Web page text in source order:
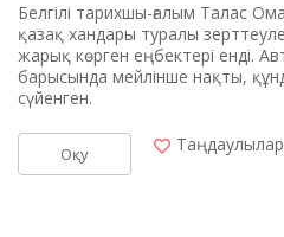
Белгілі тарихшы-ғалым Талас
қазақ хандары туралы
жарық көрген еңбектері енді.
барысында мейлінше нақты,
сүйенген.
Оқу